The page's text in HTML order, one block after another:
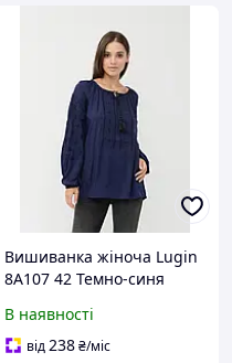
Вишиванка жіноча Lugin
8А107 42 Темно-синя
В наявності
від238₴/міс